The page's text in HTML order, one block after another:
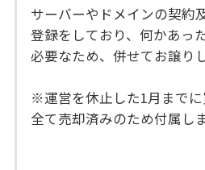
サーバーやドメインの契約
登録をしており、何かあっ
必要なため、併せてお譲り
※運営を休止した1月まで
全て売却済みのため付属し